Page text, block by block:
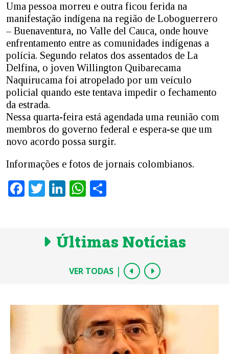
Uma pessoa morreu e outra ficou ferida na
manifestação indígena na região de Loboguerrero
– Buenaventura, no Valle del Cauca, onde houve
enfrentamento entre as comunidades indígenas a
polícia. Segundo relatos dos assentados de La
Delfina, o joven Willington Quibarecama
Naquirucama foi atropelado por um veículo
policial quando este tentava impedir o fechamento
da estrada.
Nessa quarta-feira está agendada uma reunião com
membros do governo federal e espera-se que um
novo acordo possa surgir.
Informações e fotos de jornais colombianos.
Facebook
TwitterLinkedInWhatsApp
Últimas Notícias
VER TODAS |